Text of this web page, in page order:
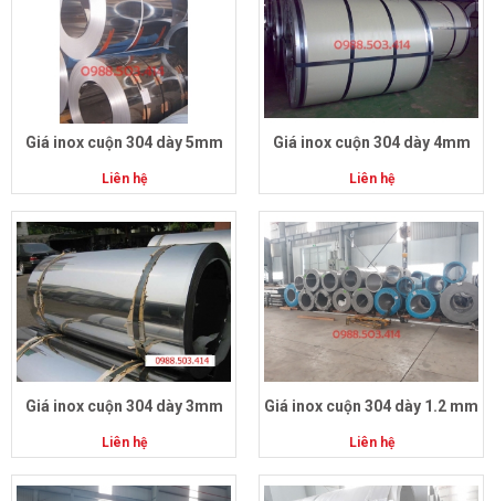
Giá inox cuộn 304 dày 5mm
Liên hệ
Giá inox cuộn 304 dày 4mm
Liên hệ
Giá inox cuộn 304 dày 3mm
Liên hệ
Giá inox cuộn 304 dày 1.2 mm
Liên hệ